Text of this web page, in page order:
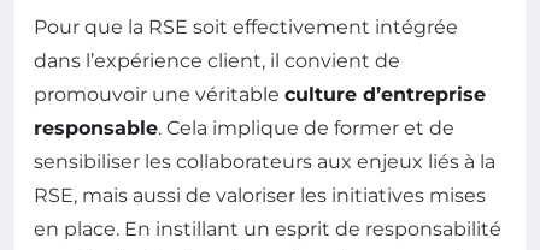
Pour que la RSE soit effectivement intégrée
dans l’expérience client, il convient de
promouvoir une véritable culture d’entreprise
responsable. Cela implique de former et de
sensibiliser les collaborateurs aux enjeux liés à la
RSE, mais aussi de valoriser les initiatives mises
en place. En instillant un esprit de responsabilité